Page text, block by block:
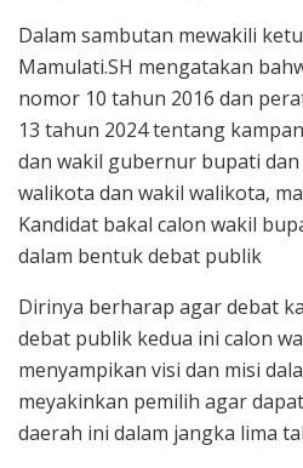
Dalam sambutan mewakili
Mamulati.SH mengatakan
nomor 10 tahun 2016 dan
13 tahun 2024 tentang
dan wakil gubernur bupati
walikota dan wakil walikota,
Kandidat bakal calon wakil
dalam bentuk debat publik
Dirinya berharap agar debat
debat publik kedua ini calon
menyampikan visi dan misi
meyakinkan pemilih agar
daerah ini dalam jangka lima